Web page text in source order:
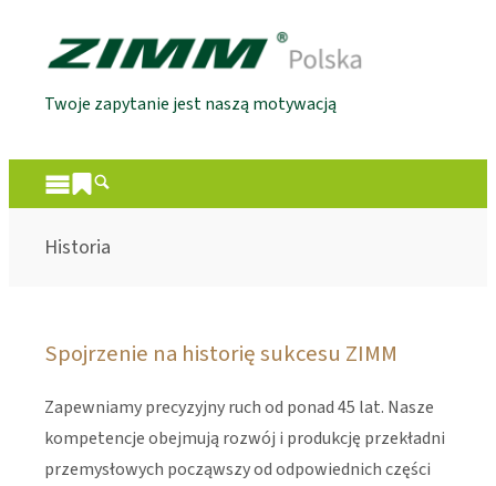
Twoje zapytanie jest naszą motywacją
Historia
Spojrzenie na historię sukcesu ZIMM
Zapewniamy precyzyjny ruch od ponad 45 lat. Nasze
kompetencje obejmują rozwój i produkcję przekładni
przemysłowych począwszy od odpowiednich części